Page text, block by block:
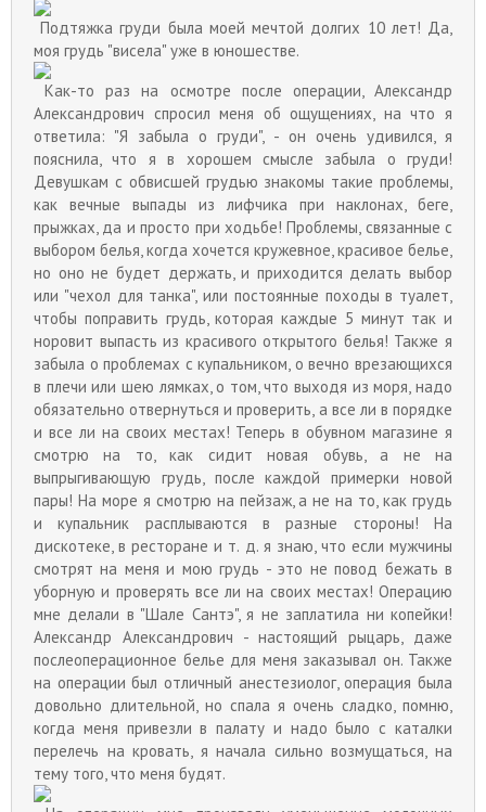
Подтяжка груди была моей мечтой долгих 10 лет! Да,
моя грудь "висела" уже в юношестве.
Как-то раз на осмотре после операции, Александр
Александрович спросил меня об ощущениях, на что я
ответила: "Я забыла о груди", - он очень удивился, я
пояснила, что я в хорошем смысле забыла о груди!
Девушкам с обвисшей грудью знакомы такие проблемы,
как вечные выпады из лифчика при наклонах, беге,
прыжках, да и просто при ходьбе! Проблемы, связанные с
выбором белья, когда хочется кружевное, красивое белье,
но оно не будет держать, и приходится делать выбор
или "чехол для танка", или постоянные походы в туалет,
чтобы поправить грудь, которая каждые 5 минут так и
норовит выпасть из красивого открытого белья! Также я
забыла о проблемах с купальником, о вечно врезающихся
в плечи или шею лямках, о том, что выходя из моря, надо
обязательно отвернуться и проверить, а все ли в порядке
и все ли на своих местах! Теперь в обувном магазине я
смотрю на то, как сидит новая обувь, а не на
выпрыгивающую грудь, после каждой примерки новой
пары! На море я смотрю на пейзаж, а не на то, как грудь
и купальник расплываются в разные стороны! На
дискотеке, в ресторане и т. д. я знаю, что если мужчины
смотрят на меня и мою грудь - это не повод бежать в
уборную и проверять все ли на своих местах! Операцию
мне делали в "Шале Сантэ", я не заплатила ни копейки!
Александр Александрович - настоящий рыцарь, даже
послеоперационное белье для меня заказывал он. Также
на операции был отличный анестезиолог, операция была
довольно длительной, но спала я очень сладко, помню,
когда меня привезли в палату и надо было с каталки
перелечь на кровать, я начала сильно возмущаться, на
тему того, что меня будят.